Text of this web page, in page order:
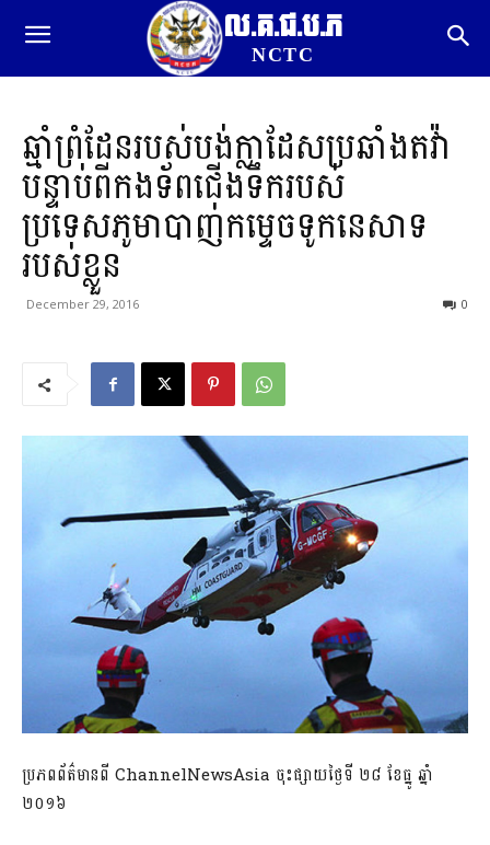
ល.គ.ជ.ប.ភ
NCTC
ឆ្មាំព្រំដែនរបស់បង់ក្លាដែសប្រឆាំងតវ៉ា
បន្ទាប់ពីកងទ័ពជើងទឹករបស់
ប្រទេសភូមាបាញ់កម្ទេចទូកនេសាទ
របស់ខ្លួន
December 29, 2016 0
ប្រភពព័ត៌មានពី ChannelNewsAsia ចុះផ្សាយថ្ងៃទី ២៨ ខែធ្នូ ឆ្នាំ
២០១៦